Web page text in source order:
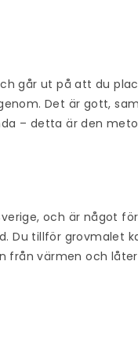
går ut på att du
Det är gott,
– detta är den
och är något
Du tillför grovmalet
från värmen och